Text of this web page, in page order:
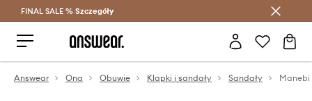
Oszczędzaj z Answear Club >
FINAL SALE % Szczegóły
Answear Ona Obuwie Klapki i sandały Sandały